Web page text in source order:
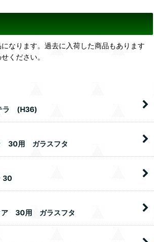
なります。過去に入荷した商品もあります
ください。
ラ (H36)
30用 ガラスフタ
30
ア 30用 ガラスフタ